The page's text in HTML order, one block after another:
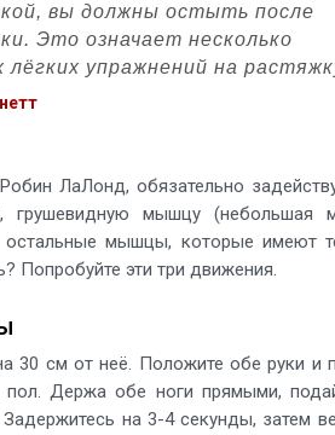
вы должны остыть после
Это означает несколько
упражнений на
ЛаЛонд, обязательно
грушевидную мышцу (небольшая
мышцы, которые имеют
Попробуйте эти три движения.
30 см от неё. Положите обе руки и
Держа обе ноги прямыми,
на 3-4 секунды, затем